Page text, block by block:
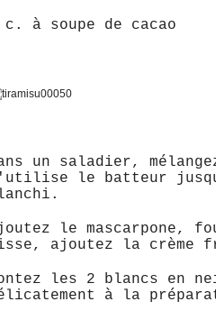
c. à soupe de cacao
un saladier,
le batteur
le mascarpone,
ajoutez la crème
les 2 blancs en
à la